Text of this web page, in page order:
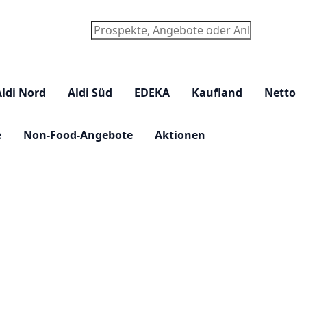
Suchen
Nord Aldi Süd EDEKA Kaufland Netto
Non-Food-Angebote Aktionen